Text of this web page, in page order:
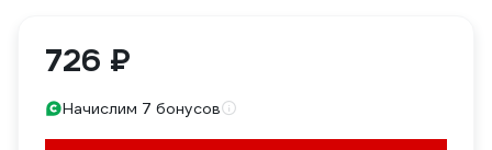
726 ₽
Начислим 7 бонусов